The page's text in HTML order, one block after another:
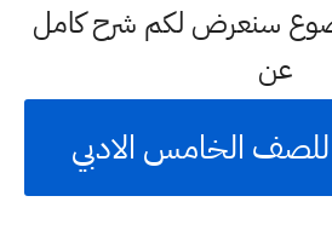
سنعرض لكم شرح كامل
عن
للصف الخامس الادبي